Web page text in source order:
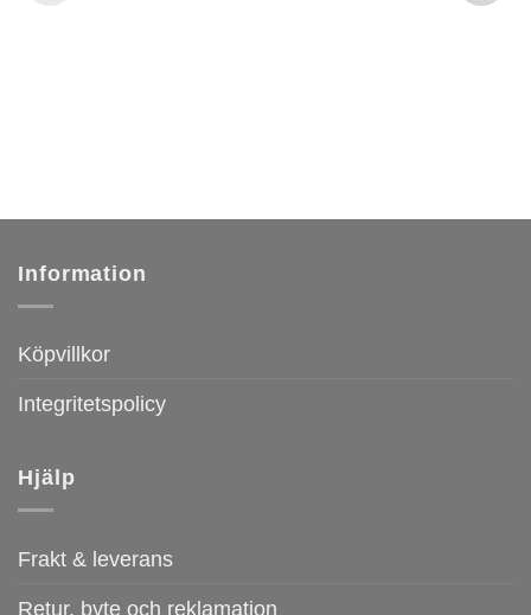
Information
Köpvillkor
Integritetspolicy
Hjälp
Frakt & leverans
Retur, byte och reklamation